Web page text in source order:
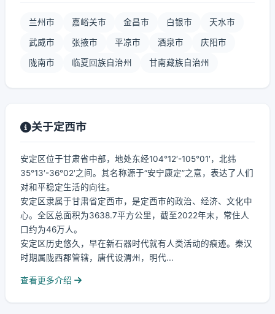
兰州市 嘉峪关市 金昌市 白银市 天水市
武威市 张掖市 平凉市 酒泉市 庆阳市
陇南市 临夏回族自治州 甘南藏族自治州
关于定西市
安定区位于甘肃省中部，地处东经104°12′-105°01′，北纬
35°13′-36°02′之间。其名称源于“安宁康定”之意，表达了人们
对和平稳定生活的向往。
安定区隶属于甘肃省定西市，是定西市的政治、经济、文化中
心。全区总面积为3638.7平方公里，截至2022年末，常住人
口约为46万人。
安定区历史悠久，早在新石器时代就有人类活动的痕迹。秦汉
时期属陇西郡管辖，唐代设渭州，明代...
查看更多介绍